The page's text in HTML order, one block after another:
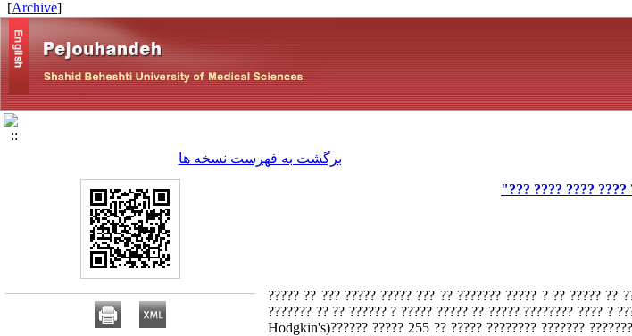
[
Archive
]
برگشت به فهرست نسخه ها
????? ? ??????
?? ???? ???? ????? ?? ?? ????? ???? ?? ??? ? ???? ???? ????
????? ?? ???? ??????? ???? ?????????? ????? ????????
???? ????? ????. ?? ??? ?????? ?? ??? ?????? ? ????? ?????? ???? ?????????? ??????? ???????? ????? ?? 255 ????? ??????(Hodgkin's